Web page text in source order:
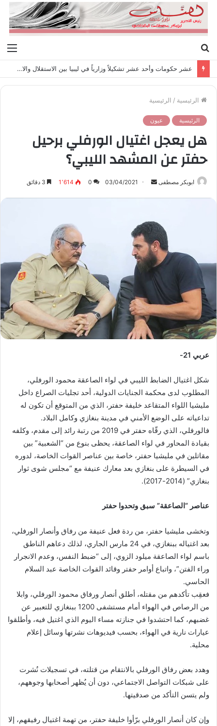
عن
عشر حكومات وأحد عشر تشكيلاً وزارياً في ليبيا بين الاستقلال والانقلاب (1951 – 1969)
الرئيسية / الرئيسية
الرئيسية عيون
هل يعجل اغتيال الورفلي برحيل
حفتر عن المشهد الليبي؟
ابوبكر مصطفى
ب
ي
ك
ر
ا
03/04/2021
0 1٬614
عربي 21-
شكل اغتيال الضابط الليبي في لواء الصاعقة محمود الورفلي،
المطلوب لدى محكمة الجنايات الدولية، أحد تجليات الصراع داخل
مليشيا اللواء المتقاعد خليفة حفتر، الذي من المتوقع أن تكون له
تداعياته على الوضع الأمني في مدينة بنغازي وكامل البلاد.
فالورفلي، الذي رقّاه حفتر في 2019 من رتبة رائد إلى مقدم، وكلفه
بقيادة المحاور في لواء الصاعقة، يحظى بنوع من “الشعبية” بين
مقاتلين في مليشيا حفتر، خاصة بين عناصر القوات الخاصة، لدوره
في السيطرة على بنغازي بعد معارك عنيفة مع “مجلس شوى ثوار
بنغازي” (2014-2017).
عناصر “الصاعقة” سبق وتحدوا حفتر
وتخشى مليشيا حفتر، من ردة فعل عنيفة من رفاق وأنصار الورفلي،
بعد اغتياله ببنغازي، في 24 مارس الجاري، لذلك دعاهم الناطق
باسم لواء الصاعقة ميلود الزوي، إلى “ضبط النفس، وعدم الانجرار
وراء الفتن”، واتباع أوامر حفتر وقائد القوات الخاصة عبد السلام
الحاسي.
فعقِب تأكدهم من مقتله، أطلق أنصار ورفاق محمود الورفلي، وابلا
من الرصاص في الهواء أمام مستشفى 1200 ببنغازي للتعبير عن
غضبهم، كما احتشدوا في جنازته مساء اليوم الذي اغتيل فيه، وأطلقوا
عيارات نارية في الهواء، بحسب فيديوهات نشرتها وسائل إعلام
محلية.
وهدد بعض رفاق الورفلي بالانتقام من قتلته، في تسجيلات نُشرت
على شبكات التواصل الاجتماعي، دون أن يُظهر أصحابها وجوههم،
ولم يتسن التأكد من صدقيتها.
وإن كان أنصار الورفلي برّأوا خليفة حفتر، من تهمة اغتيال رفيقهم، إلا